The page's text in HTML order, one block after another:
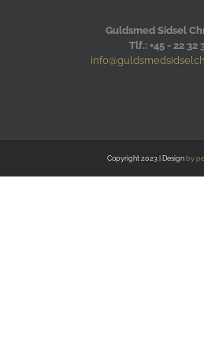
Guldsmed Sidsel
Tlf.: +45 - 22 32
Copyright 2023 | Design by